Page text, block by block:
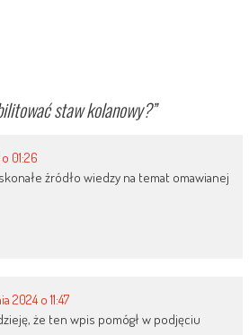
staw kolanowy?”
01:26
źródło wiedzy na temat omawianej
2024 o 11:47
że ten wpis pomógł w podjęciu